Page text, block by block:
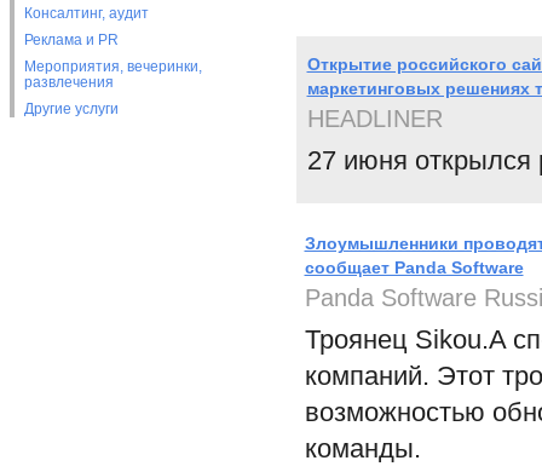
Консалтинг, аудит
Реклама и PR
Мероприятия, вечеринки,
развлечения
Другие услуги
Открытие российского
маркетинговых решениях
HEADLINER
27 июня открылся
Злоумышленники
сообщает Panda Software
Panda Software
Троянец Sikou.A
компаний. Этот
возможностью
команды.